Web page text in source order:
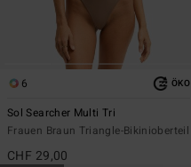
6 ÖKO
Sol Searcher Multi Tri
Frauen Braun Triangle-Bikinioberteil
CHF 29,00